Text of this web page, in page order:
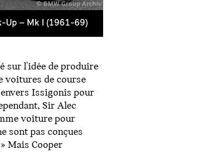
Up – Mk I (1961-69)
sur l'idée de produire
voitures de course
Issigonis pour
Sir Alec
voiture pour
sont pas conçues
Mais Cooper